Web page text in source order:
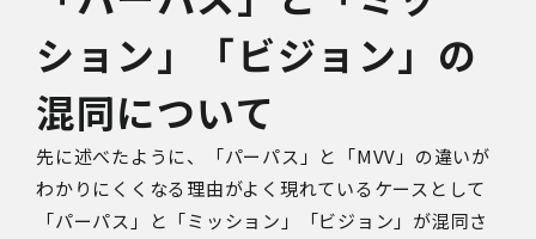
ション」「ビジョン」の
混同について
先に述べたように、「パーパス」と「MVV」の違いが
わかりにくくなる理由がよく現れているケースとして
「パーパス」と「ミッション」「ビジョン」が混同さ